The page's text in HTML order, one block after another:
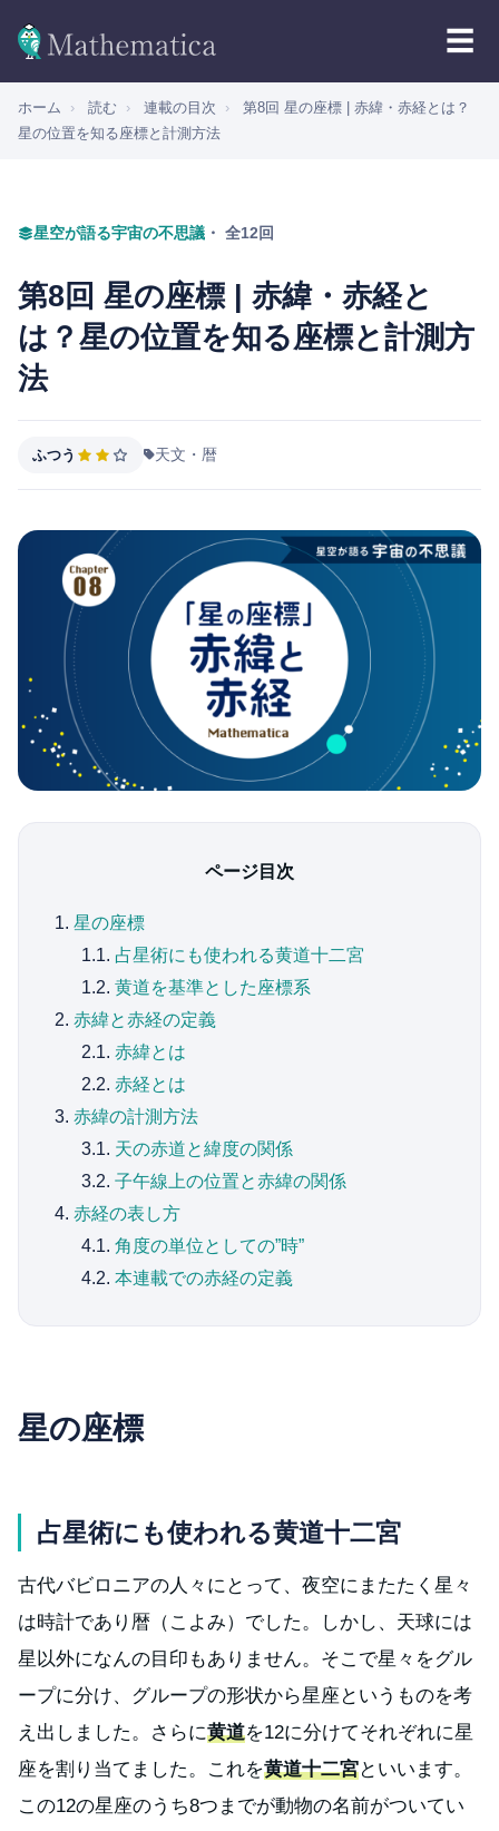
☰
ホーム › 読む › 連載の目次 ›
第8回 星の座標 | 赤緯・赤経とは？
星の位置を知る座標と計測方法
星空が語る宇宙の不思議 ・ 全12回
第8回 星の座標 | 赤緯・赤経と
は？星の位置を知る座標と計測方
法
ふつう 天文・暦
ページ目次
1. 星の座標
1.1. 占星術にも使われる黄道十二宮
1.2. 黄道を基準とした座標系
2. 赤緯と赤経の定義
2.1. 赤緯とは
2.2. 赤経とは
3. 赤緯の計測方法
3.1. 天の赤道と緯度の関係
3.2. 子午線上の位置と赤緯の関係
4. 赤経の表し方
4.1. 角度の単位としての”時”
4.2. 本連載での赤経の定義
星の座標
占星術にも使われる黄道十二宮
古代バビロニアの人々にとって、夜空にまたたく星々
は時計であり暦（こよみ）でした。しかし、天球には
星以外になんの目印もありません。そこで星々をグル
ープに分け、グループの形状から星座というものを考
え出しました。さらに黄道を12に分けてそれぞれに星
座を割り当てました。これを黄道十二宮といいます。
この12の星座のうち8つまでが動物の名前がついてい